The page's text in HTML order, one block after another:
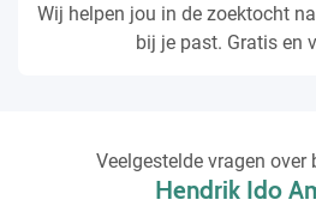
Wij helpen jou in de zoektocht
bij je past. Gratis en
Veelgestelde vragen over
Hendrik Ido